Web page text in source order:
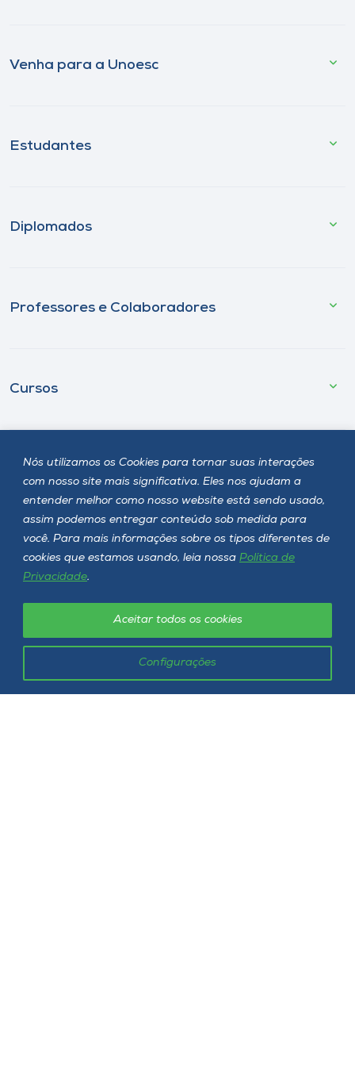
Nós utilizamos os Cookies para tornar suas interações
com nosso site mais significativa. Eles nos ajudam a
entender melhor como nosso website está sendo usado,
assim podemos entregar conteúdo sob medida para
você. Para mais informações sobre os tipos diferentes de
cookies que estamos usando, leia nossa Política de
Privacidade.
Configurações
Aceitar todos os cookies
Venha para a Unoesc
Estudantes
Diplomados
Professores e Colaboradores
Cursos
Pesquisa
Biblioteca